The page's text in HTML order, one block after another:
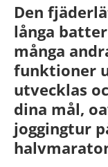
Den
långa
många
funktioner
utvecklas
dina mål,
joggingtur